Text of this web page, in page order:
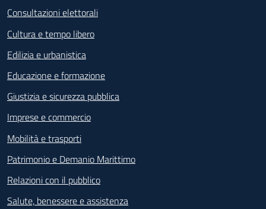
Consultazioni elettorali
Cultura e tempo libero
Edilizia e urbanistica
Educazione e formazione
Giustizia e sicurezza pubblica
Imprese e commercio
Mobilità e trasporti
Patrimonio e Demanio Marittimo
Relazioni con il pubblico
Salute, benessere e assistenza